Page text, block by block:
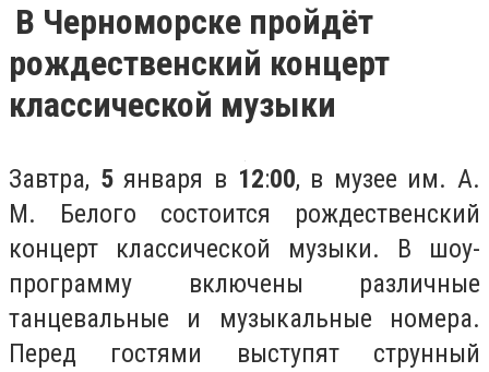
В Черноморске пройдёт
рождественский концерт
классической музыки
Завтра, 5января в 12:00, в музее им. А.
М. Белого состоится рождественский
концерт классической музыки. В шоу-
программу включены различные
танцевальные и музыкальные номера.
Перед гостями выступят струнный